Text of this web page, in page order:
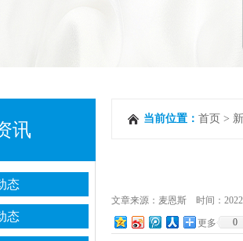
讯
态
态
当前位置： 首页 >
文章来源：麦恩斯 时间：
更多 0